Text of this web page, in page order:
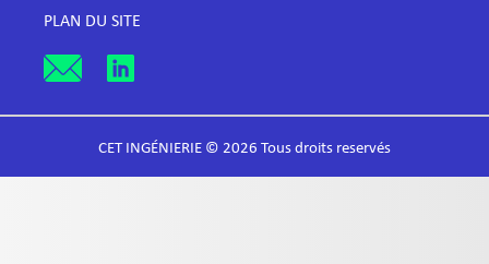
PLAN DU SITE
CET INGÉNIERIE © 2026 Tous droits reservés